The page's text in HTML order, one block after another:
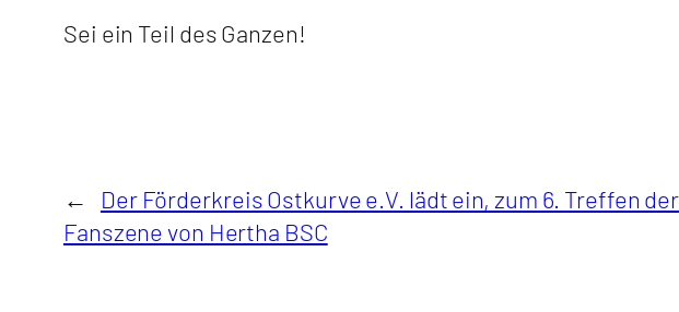
Sei ein Teil des Ganzen!
←
Der Förderkreis Ostkurve e.V. lädt ein, zum 6. Treffen der
Fanszene von Hertha BSC